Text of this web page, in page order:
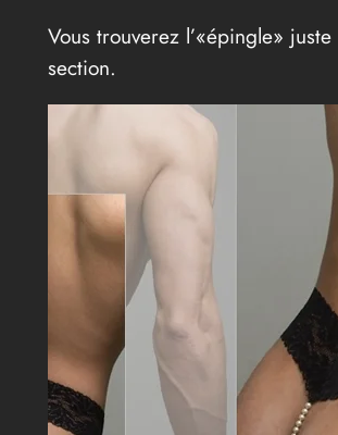
Vous trouverez l’«épingle»
section.